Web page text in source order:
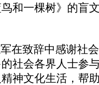
和一棵树》的盲
致辞中感谢社会
社会各界人士参
神文化生活，帮